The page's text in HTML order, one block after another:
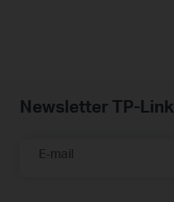
Newsletter TP-Link
E-mail